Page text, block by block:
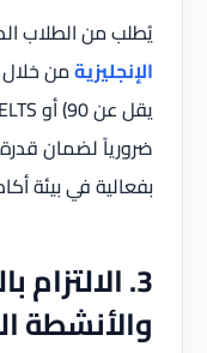
يُطلب من الطلاب
الإنجليزية
ضرورياً لضمان
بفعالية في بيئة
3.
والأنشطة